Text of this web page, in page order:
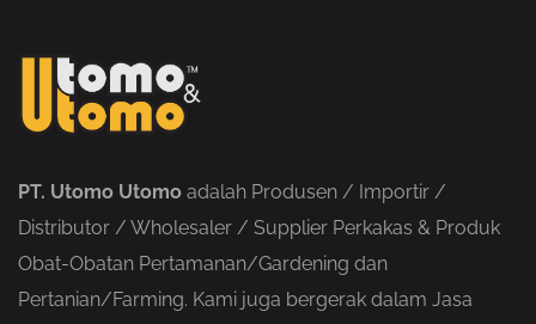
PT. Utomo Utomo adalah Produsen / Importir /
Distributor / Wholesaler / Supplier Perkakas & Produk
Obat-Obatan Pertamanan/Gardening dan
Pertanian/Farming. Kami juga bergerak dalam Jasa